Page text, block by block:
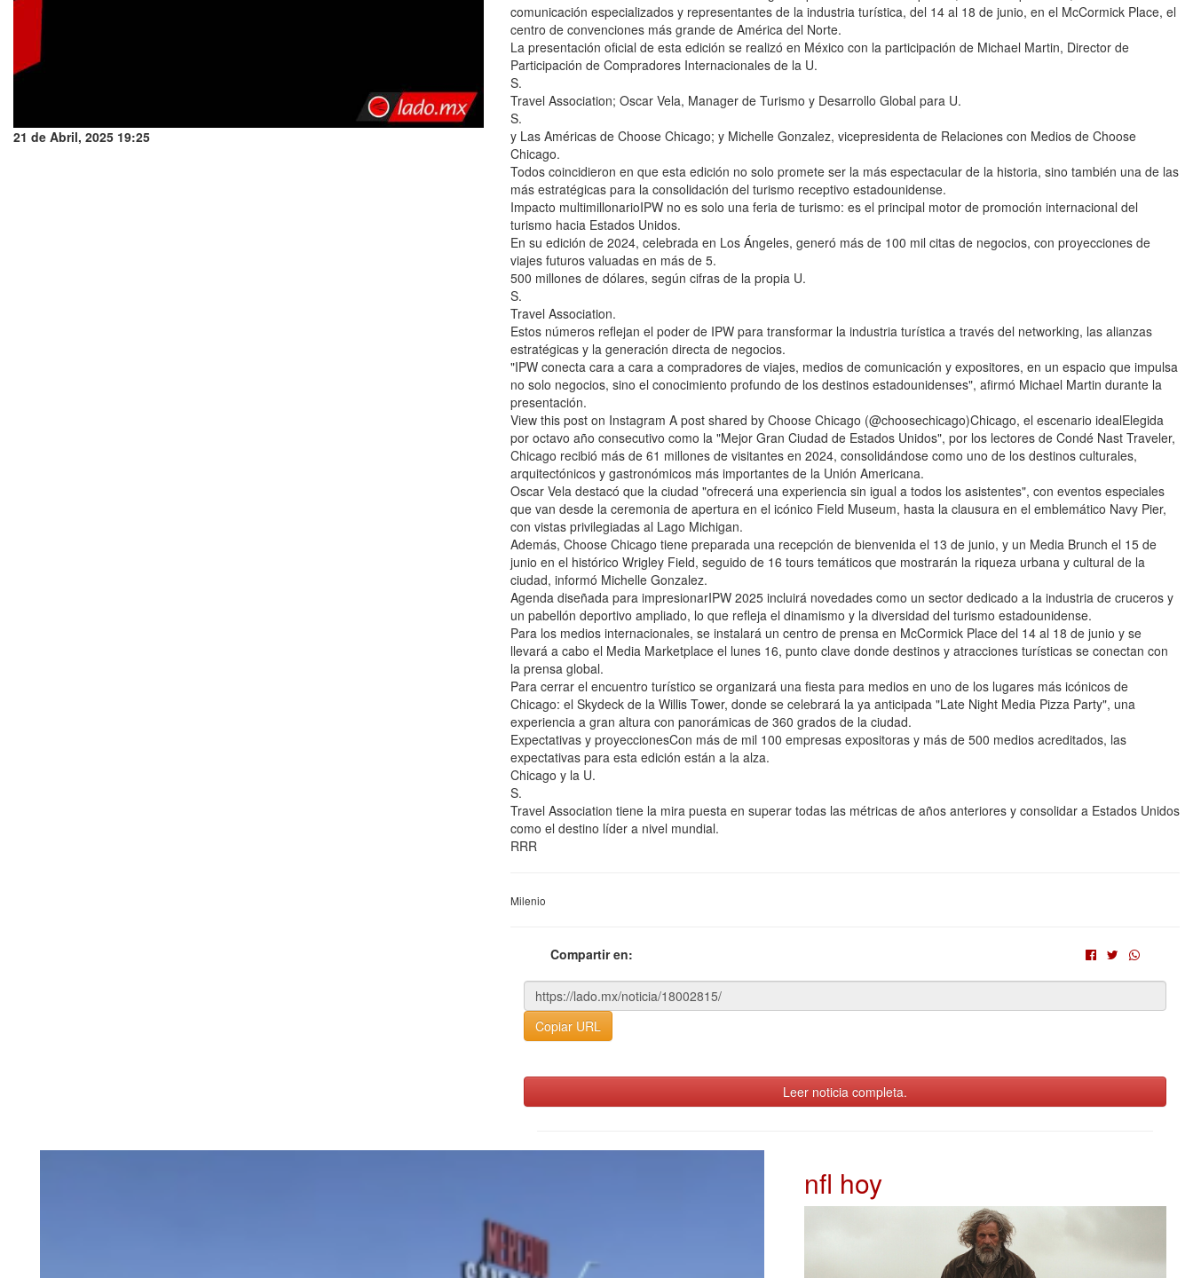
21 de Abril, 2025 19:25
comunicación especializados y representantes de la industria turística, del 14 al 18 de junio, en el McCormick Place, el
centro de convenciones más grande de América del Norte.
La presentación oficial de esta edición se realizó en México con la participación de Michael Martin, Director de
Participación de Compradores Internacionales de la U.
S.
Travel Association; Oscar Vela, Manager de Turismo y Desarrollo Global para U.
S.
y Las Américas de Choose Chicago; y Michelle Gonzalez, vicepresidenta de Relaciones con Medios de Choose
Chicago.
Todos coincidieron en que esta edición no solo promete ser la más espectacular de la historia, sino también una de las
más estratégicas para la consolidación del turismo receptivo estadounidense.
Impacto multimillonarioIPW no es solo una feria de turismo: es el principal motor de promoción internacional del
turismo hacia Estados Unidos.
En su edición de 2024, celebrada en Los Ángeles, generó más de 100 mil citas de negocios, con proyecciones de
viajes futuros valuadas en más de 5.
500 millones de dólares, según cifras de la propia U.
S.
Travel Association.
Estos números reflejan el poder de IPW para transformar la industria turística a través del networking, las alianzas
estratégicas y la generación directa de negocios.
"IPW conecta cara a cara a compradores de viajes, medios de comunicación y expositores, en un espacio que impulsa
no solo negocios, sino el conocimiento profundo de los destinos estadounidenses", afirmó Michael Martin durante la
presentación.
View this post on Instagram A post shared by Choose Chicago (@choosechicago)Chicago, el escenario idealElegida
por octavo año consecutivo como la "Mejor Gran Ciudad de Estados Unidos", por los lectores de Condé Nast Traveler,
Chicago recibió más de 61 millones de visitantes en 2024, consolidándose como uno de los destinos culturales,
arquitectónicos y gastronómicos más importantes de la Unión Americana.
Oscar Vela destacó que la ciudad "ofrecerá una experiencia sin igual a todos los asistentes", con eventos especiales
que van desde la ceremonia de apertura en el icónico Field Museum, hasta la clausura en el emblemático Navy Pier,
con vistas privilegiadas al Lago Michigan.
Además, Choose Chicago tiene preparada una recepción de bienvenida el 13 de junio, y un Media Brunch el 15 de
junio en el histórico Wrigley Field, seguido de 16 tours temáticos que mostrarán la riqueza urbana y cultural de la
ciudad, informó Michelle Gonzalez.
Agenda diseñada para impresionarIPW 2025 incluirá novedades como un sector dedicado a la industria de cruceros y
un pabellón deportivo ampliado, lo que refleja el dinamismo y la diversidad del turismo estadounidense.
Para los medios internacionales, se instalará un centro de prensa en McCormick Place del 14 al 18 de junio y se
llevará a cabo el Media Marketplace el lunes 16, punto clave donde destinos y atracciones turísticas se conectan con
la prensa global.
Para cerrar el encuentro turístico se organizará una fiesta para medios en uno de los lugares más icónicos de
Chicago: el Skydeck de la Willis Tower, donde se celebrará la ya anticipada "Late Night Media Pizza Party", una
experiencia a gran altura con panorámicas de 360 grados de la ciudad.
Expectativas y proyeccionesCon más de mil 100 empresas expositoras y más de 500 medios acreditados, las
expectativas para esta edición están a la alza.
Chicago y la U.
S.
Travel Association tiene la mira puesta en superar todas las métricas de años anteriores y consolidar a Estados Unidos
como el destino líder a nivel mundial.
RRR
Milenio
Compartir en:
Copiar URL
Leer noticia completa.
nfl hoy